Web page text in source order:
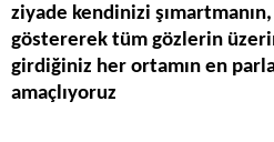
ziyade kendinizi şımartmanın,
göstererek tüm gözlerin
girdiğiniz her ortamın en
amaçlıyoruz